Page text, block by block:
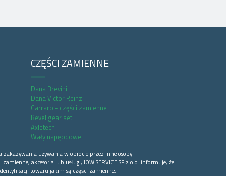
CZĘŚCI ZAMIENNE
Dana Brevini
Dana Victor Reinz
Carraro - części zamienne
Bevel gear set
Axletech
Wały napęodowe
zakazywania używania w obrocie przez inne osoby
akcesoria lub usługi, IOW SERVICE SP z o.o. informuje, że
towaru jakim są części zamienne.